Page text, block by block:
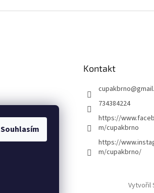
Souhlasím
Kontakt
cupakbrno@
734384224
https://
m/cupakbrno
https://
m/cupakbrno/
Vytvořil